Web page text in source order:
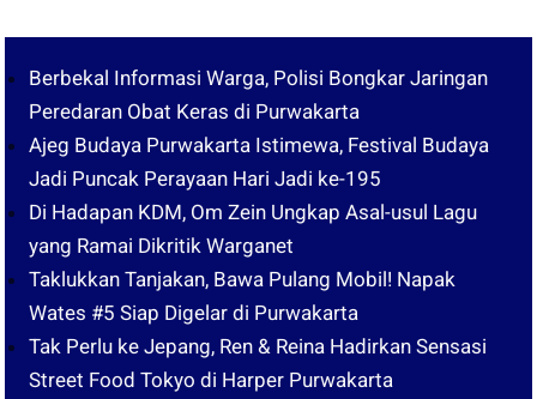
Berbekal Informasi Warga, Polisi Bongkar Jaringan
Peredaran Obat Keras di Purwakarta
Ajeg Budaya Purwakarta Istimewa, Festival Budaya
Jadi Puncak Perayaan Hari Jadi ke-195
Di Hadapan KDM, Om Zein Ungkap Asal-usul Lagu
yang Ramai Dikritik Warganet
Taklukkan Tanjakan, Bawa Pulang Mobil! Napak
Wates #5 Siap Digelar di Purwakarta
Tak Perlu ke Jepang, Ren & Reina Hadirkan Sensasi
Street Food Tokyo di Harper Purwakarta